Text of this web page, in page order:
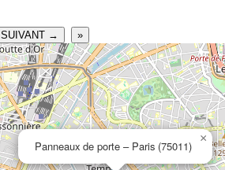
SUIVANT → »
Panneaux de porte – Paris (75011)
×